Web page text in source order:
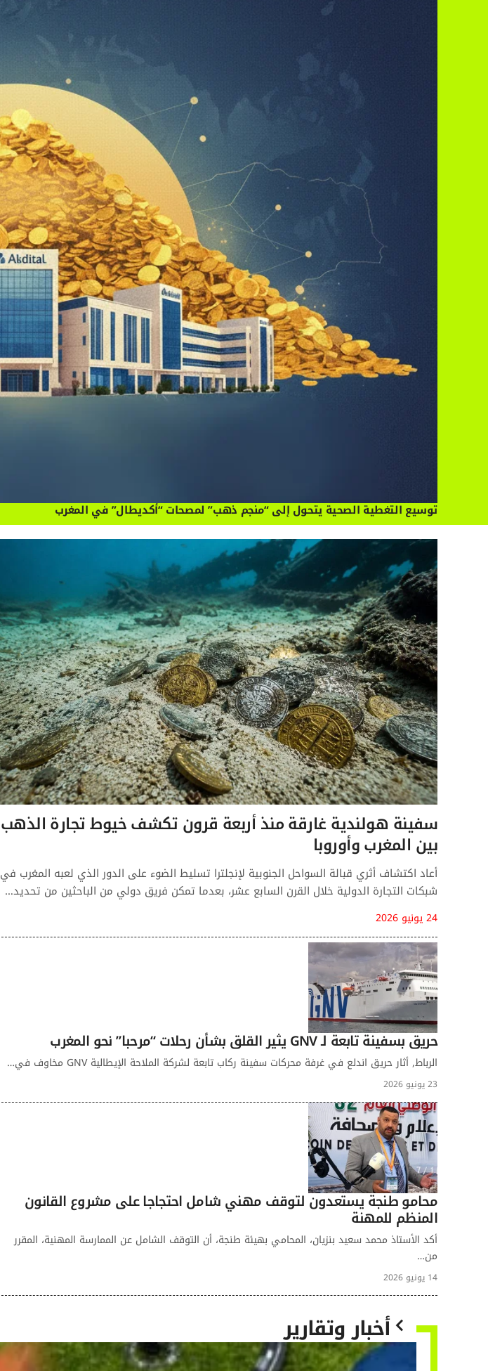
توسيع التغطية الصحية يتحول إلى “منجم ذهب” لمصحات “أكديطال” في المغرب
سفينة هولندية غارقة منذ أربعة قرون تكشف خيوط تجارة الذهب
بين المغرب وأوروبا
أعاد اكتشاف أثري قبالة السواحل الجنوبية لإنجلترا تسليط الضوء على الدور الذي لعبه المغرب في
شبكات التجارة الدولية خلال القرن السابع عشر، بعدما تمكن فريق دولي من الباحثين من تحديد…
24 يونيو 2026
حريق بسفينة تابعة لـ GNV يثير القلق بشأن رحلات “مرحبا” نحو المغرب
الرباط, أثار حريق اندلع في غرفة محركات سفينة ركاب تابعة لشركة الملاحة الإيطالية GNV مخاوف في…
23 يونيو 2026
محامو طنجة يستعدون لتوقف مهني شامل احتجاجا على مشروع القانون
المنظم للمهنة
أكد الأستاذ محمد سعيد بنزيان، المحامي بهيئة طنجة، أن التوقف الشامل عن الممارسة المهنية، المقرر
من…
14 يونيو 2026
أخبار وتقارير